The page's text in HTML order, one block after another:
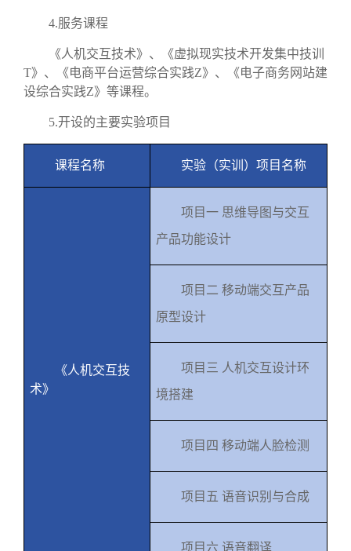
4.服务课程
《人机交互技术》、《虚拟现实技术开发集中技训
T》、《电商平台运营综合实践Z》、《电子商务网站建
设综合实践Z》等课程。
5.开设的主要实验项目
课程名称 实验（实训）项目名称
《人机交互技
术》
项目一 思维导图与交互
产品功能设计
项目二 移动端交互产品
原型设计
项目三 人机交互设计环
境搭建
项目四 移动端人脸检测
项目五 语音识别与合成
项目六 语音翻译